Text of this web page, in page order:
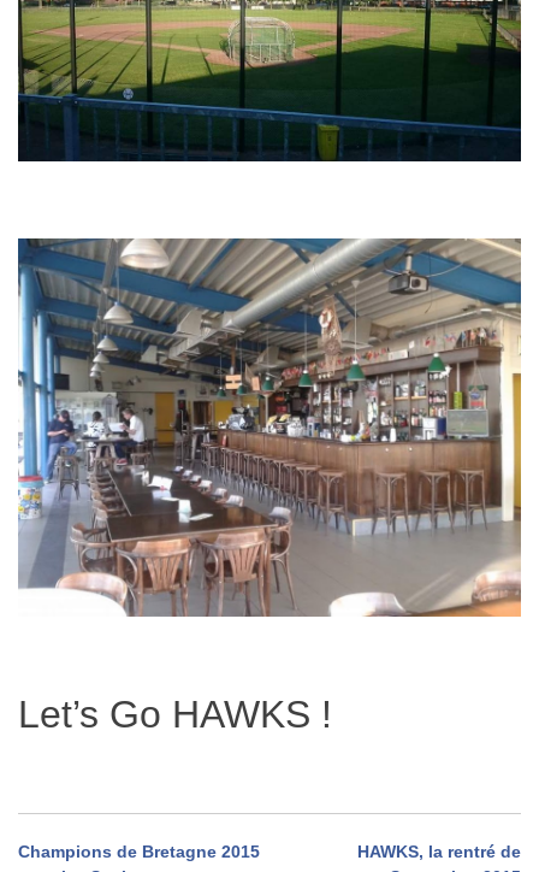
Let’s Go HAWKS !
Navigation
Champions de Bretagne 2015
HAWKS, la rentré de